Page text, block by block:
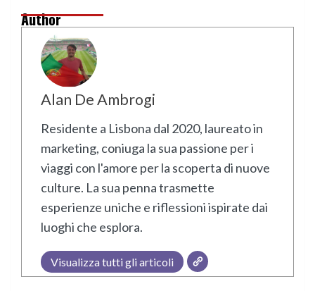
Author
Alan De Ambrogi
Residente a Lisbona dal 2020, laureato in
marketing, coniuga la sua passione per i
viaggi con l'amore per la scoperta di nuove
culture. La sua penna trasmette
esperienze uniche e riflessioni ispirate dai
luoghi che esplora.
Visualizza tutti gli articoli